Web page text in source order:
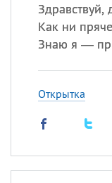
Как ни
Знаю я —
Открытка